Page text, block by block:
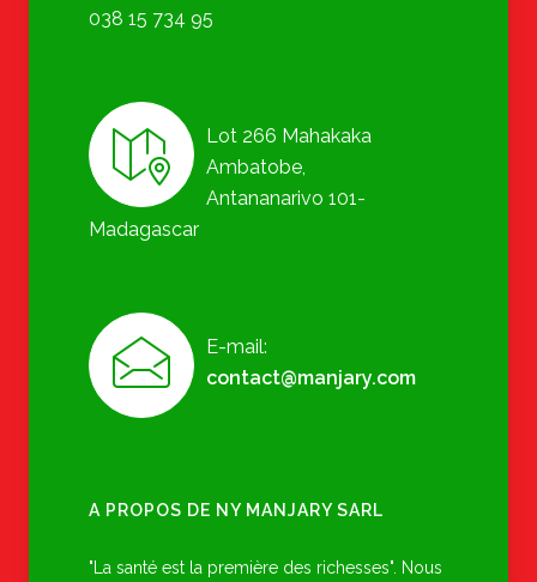
038 15 734 95
Lot 266 Mahakaka
Ambatobe,
Antananarivo 101-
Madagascar
E-mail:
contact@manjary.com
A PROPOS DE NY MANJARY SARL
"La santé est la première des richesses". Nous